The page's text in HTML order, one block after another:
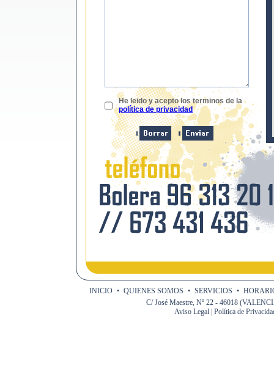
He leido y acepto los terminos de la
política de privacidad
INICIO • QUIENES SOMOS • SERVICIOS •
C/ José Maestre, Nº 22 - 46018
Aviso Legal| Política de